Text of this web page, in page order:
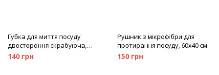
Губка для миття посуду
двостороння скрабуюча,
17х10 см
140 грн
Рушник з мікрофібри для
протирання посуду, 60х40 см
150 грн